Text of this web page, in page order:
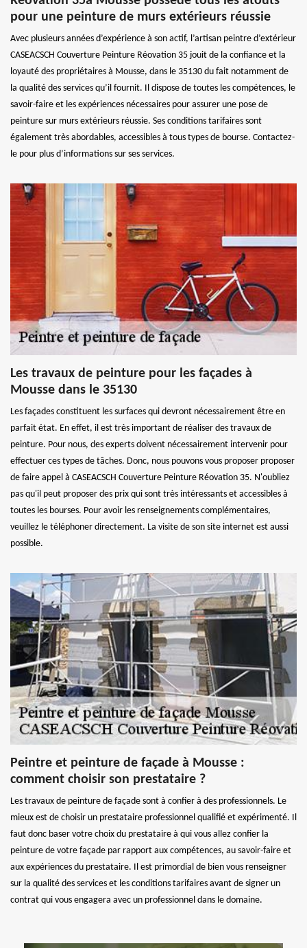
pour une peinture de murs extérieurs réussie
Avec plusieurs années d’expérience à son actif, l’artisan peintre d’extérieur
CASEACSCH Couverture Peinture Réovation 35 jouit de la confiance et la
loyauté des propriétaires à Mousse, dans le 35130 du fait notamment de
la qualité des services qu’il fournit. Il dispose de toutes les compétences, le
savoir-faire et les expériences nécessaires pour assurer une pose de
peinture sur murs extérieurs réussie. Ses conditions tarifaires sont
également très abordables, accessibles à tous types de bourse. Contactez-
le pour plus d’informations sur ses services.
Les travaux de peinture pour les façades à
Mousse dans le 35130
Les façades constituent les surfaces qui devront nécessairement être en
parfait état. En effet, il est très important de réaliser des travaux de
peinture. Pour nous, des experts doivent nécessairement intervenir pour
effectuer ces types de tâches. Donc, nous pouvons vous proposer proposer
de faire appel à CASEACSCH Couverture Peinture Réovation 35. N'oubliez
pas qu'il peut proposer des prix qui sont très intéressants et accessibles à
toutes les bourses. Pour avoir les renseignements complémentaires,
veuillez le téléphoner directement. La visite de son site internet est aussi
possible.
Peintre et peinture de façade à Mousse :
comment choisir son prestataire ?
Les travaux de peinture de façade sont à confier à des professionnels. Le
mieux est de choisir un prestataire professionnel qualifié et expérimenté. Il
faut donc baser votre choix du prestataire à qui vous allez confier la
peinture de votre façade par rapport aux compétences, au savoir-faire et
aux expériences du prestataire. Il est primordial de bien vous renseigner
sur la qualité des services et les conditions tarifaires avant de signer un
contrat qui vous engagera avec un professionnel dans le domaine.